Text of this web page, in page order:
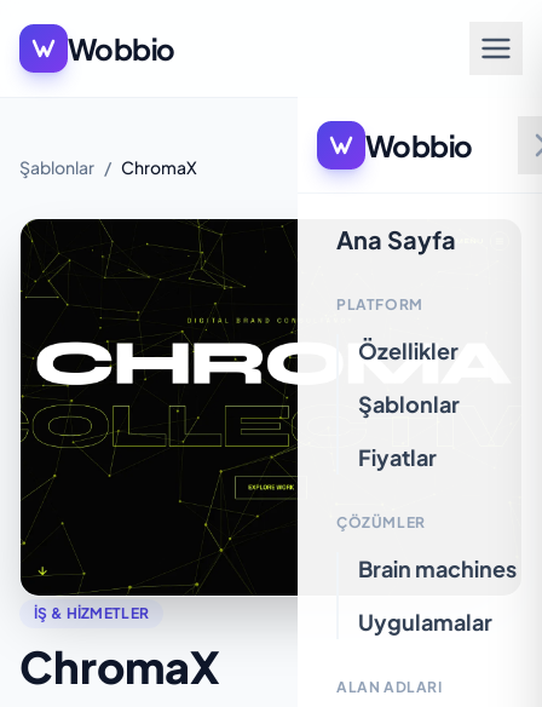
Wobbio
Wobbio
Ana Sayfa
PLATFORM
Özellikler
Şablonlar
Fiyatlar
ÇÖZÜMLER
Brain machines
Uygulamalar
ALAN ADLARI
Şablonlar / ChromaX
İŞ & HIZMETLER
ChromaX